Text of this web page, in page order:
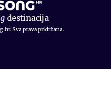
destinacija
Sva prava pridržana.